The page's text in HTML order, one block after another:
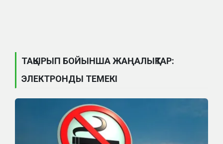
ТАҚЫРЫП БОЙЫНША ЖАҢАЛЫҚТАР:
ЭЛЕКТРОНДЫ ТЕМЕКІ